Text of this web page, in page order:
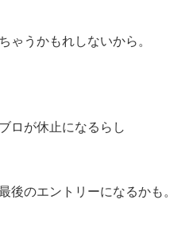
ゃうかもれしないから。
ロが休止になるらし
後のエントリーになるかも。